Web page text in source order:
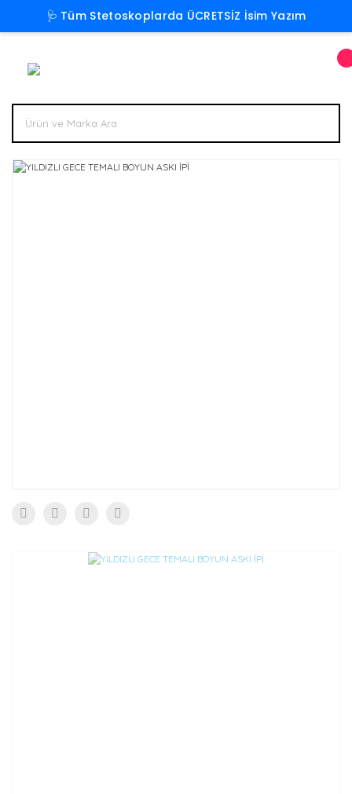
🩺 Tüm Stetoskoplarda ÜCRETSİZ İsim Yazım